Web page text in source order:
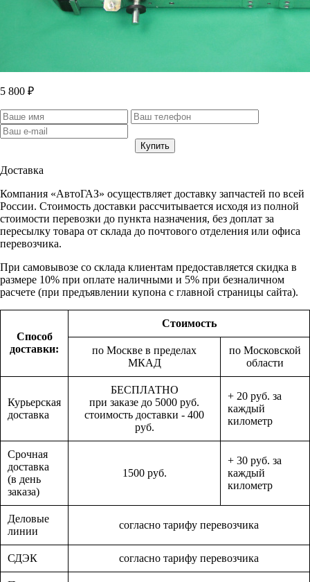
5 800 ₽
Доставка
Компания «АвтоГАЗ» осуществляет доставку запчастей по всей
России. Стоимость доставки рассчитывается исходя из полной
стоимости перевозки до пункта назначения, без доплат за
пересылку товара от склада до почтового отделения или офиса
перевозчика.
При самовывозе со склада клиентам предоставляется скидка в
размере 10% при оплате наличными и 5% при безналичном
расчете (при предъявлении купона с главной страницы сайта).
Способ
доставки:
Стоимость
по Москве в пределах
МКАД
по Московской
области
Курьерская
доставка
БЕСПЛАТНО
при заказе до 5000 руб.
стоимость доставки - 400
руб.
+ 20 руб. за
каждый
километр
Срочная
доставка
(в день
заказа)
1500 руб.
+ 30 руб. за
каждый
километр
Деловые
линии
согласно тарифу перевозчика
СДЭК согласно тарифу перевозчика